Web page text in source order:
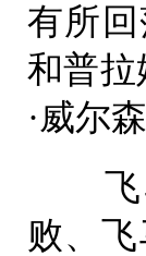
有所
和普
·威尔
飞马
败、